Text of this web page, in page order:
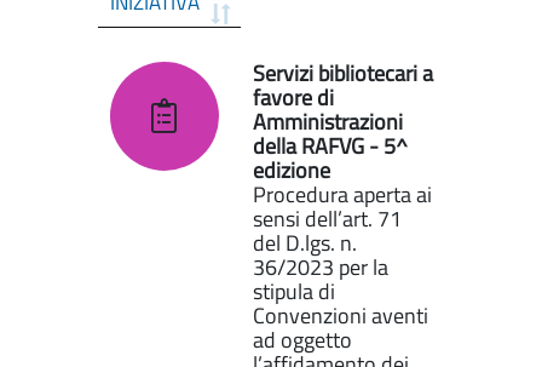
Servizi bibliotecari a
favore di
Amministrazioni
della RAFVG - 5^
edizione
Procedura aperta ai
sensi dell’art. 71
del D.lgs. n.
36/2023 per la
stipula di
Convenzioni aventi
ad oggetto